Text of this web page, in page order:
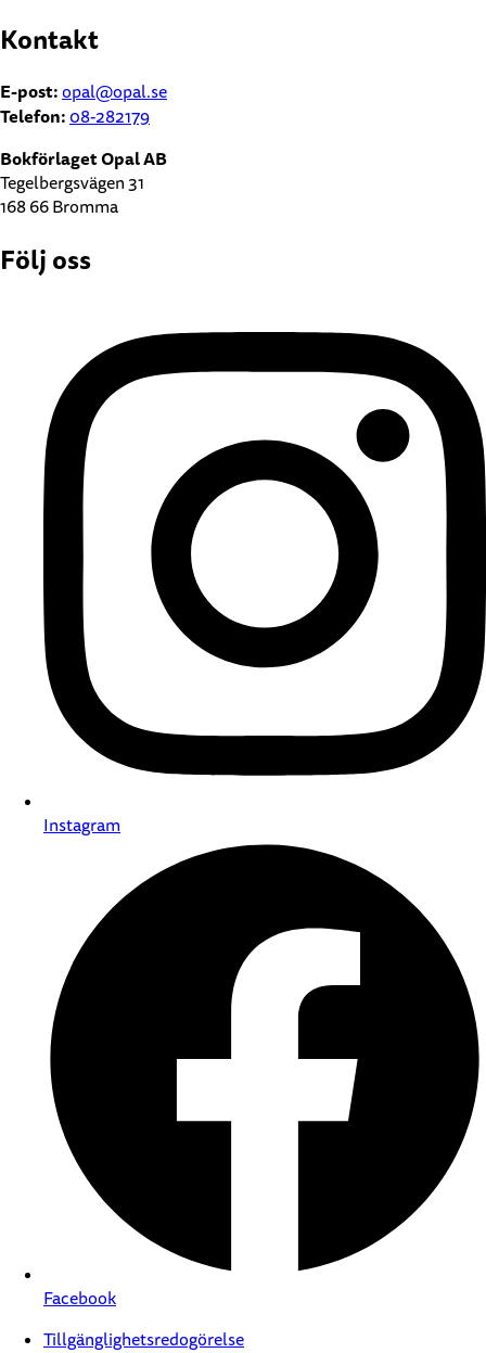
Kontakt
E-post:opal@opal.se
Telefon:08-282179
Bokförlaget Opal AB
Tegelbergsvägen 31
168 66 Bromma
Följ oss
Instagram
Facebook
Tillgänglighetsredogörelse